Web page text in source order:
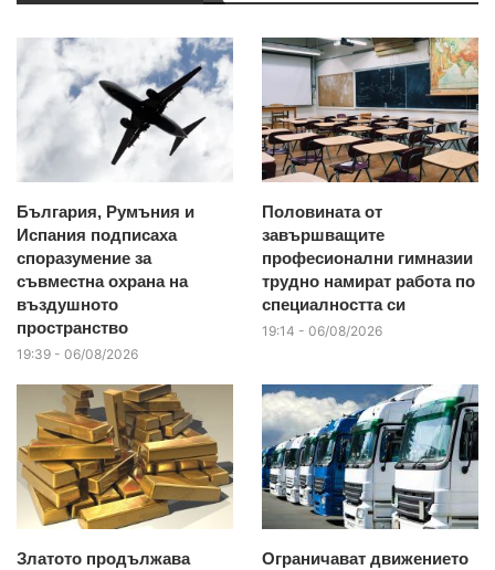
България, Румъния и
Испания подписаха
споразумение за
съвместна охрана на
въздушното
пространство
19:39 - 06/08/2026
Половината от
завършващите
професионални гимназии
трудно намират работа по
специалността си
19:14 - 06/08/2026
Златото продължава
Ограничават движението